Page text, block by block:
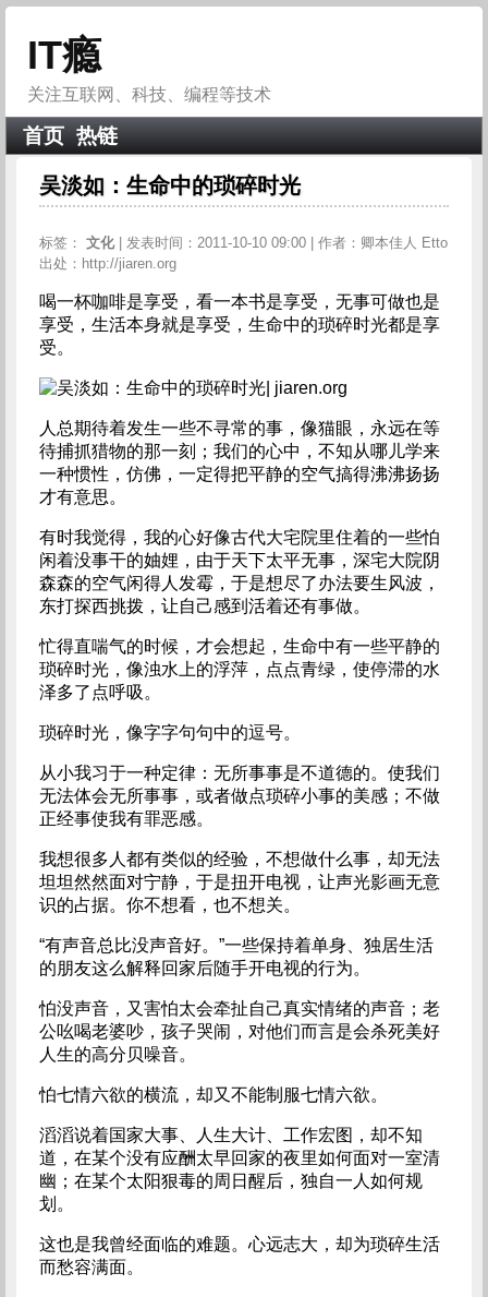
IT瘾
关注互联网、科技、编程等技术
首页 热链
吴淡如：生命中的琐碎时光
标签： 文化
| 发表时间：2011-10-10 09:00 | 作者：卿本佳人 Etto
出处：http://jiaren.org
喝一杯咖啡是享受，看一本书是享受，无事可做也是
享受，生活本身就是享受，生命中的琐碎时光都是享
受。
人总期待着发生一些不寻常的事，像猫眼，永远在等
待捕抓猎物的那一刻；我们的心中，不知从哪儿学来
一种惯性，仿佛，一定得把平静的空气搞得沸沸扬扬
才有意思。
有时我觉得，我的心好像古代大宅院里住着的一些怕
闲着没事干的妯娌，由于天下太平无事，深宅大院阴
森森的空气闲得人发霉，于是想尽了办法要生风波，
东打探西挑拨，让自己感到活着还有事做。
忙得直喘气的时候，才会想起，生命中有一些平静的
琐碎时光，像浊水上的浮萍，点点青绿，使停滞的水
泽多了点呼吸。
琐碎时光，像字字句句中的逗号。
从小我习于一种定律：无所事事是不道德的。使我们
无法体会无所事事，或者做点琐碎小事的美感；不做
正经事使我有罪恶感。
我想很多人都有类似的经验，不想做什么事，却无法
坦坦然然面对宁静，于是扭开电视，让声光影画无意
识的占据。你不想看，也不想关。
“有声音总比没声音好。”一些保持着单身、独居生活
的朋友这么解释回家后随手开电视的行为。
怕没声音，又害怕太会牵扯自己真实情绪的声音；老
公吆喝老婆吵，孩子哭闹，对他们而言是会杀死美好
人生的高分贝噪音。
怕七情六欲的横流，却又不能制服七情六欲。
滔滔说着国家大事、人生大计、工作宏图，却不知
道，在某个没有应酬太早回家的夜里如何面对一室清
幽；在某个太阳狠毒的周日醒后，独自一人如何规
划。
这也是我曾经面临的难题。心远志大，却为琐碎生活
而愁容满面。